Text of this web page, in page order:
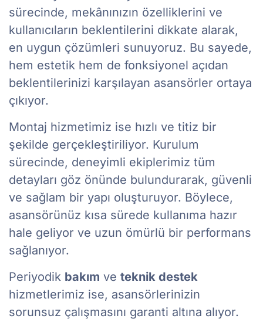
sürecinde, mekânınızın özelliklerini ve
kullanıcıların beklentilerini dikkate alarak,
en uygun çözümleri sunuyoruz. Bu sayede,
hem estetik hem de fonksiyonel açıdan
beklentilerinizi karşılayan asansörler ortaya
çıkıyor.
Montaj hizmetimiz ise hızlı ve titiz bir
şekilde gerçekleştiriliyor. Kurulum
sürecinde, deneyimli ekiplerimiz tüm
detayları göz önünde bulundurarak, güvenli
ve sağlam bir yapı oluşturuyor. Böylece,
asansörünüz kısa sürede kullanıma hazır
hale geliyor ve uzun ömürlü bir performans
sağlanıyor.
Periyodik bakım ve teknik destek
hizmetlerimiz ise, asansörlerinizin
sorunsuz çalışmasını garanti altına alıyor.